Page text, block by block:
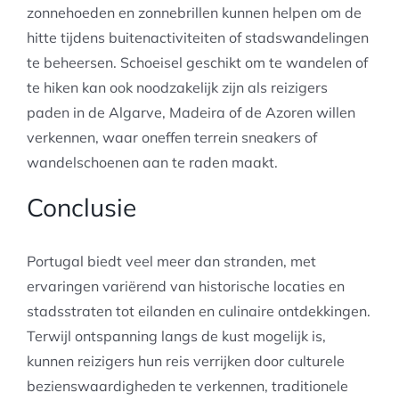
zonnehoeden en zonnebrillen kunnen helpen om de
hitte tijdens buitenactiviteiten of stadswandelingen
te beheersen. Schoeisel geschikt om te wandelen of
te hiken kan ook noodzakelijk zijn als reizigers
paden in de Algarve, Madeira of de Azoren willen
verkennen, waar oneffen terrein sneakers of
wandelschoenen aan te raden maakt.
Conclusie
Portugal biedt veel meer dan stranden, met
ervaringen variërend van historische locaties en
stadsstraten tot eilanden en culinaire ontdekkingen.
Terwijl ontspanning langs de kust mogelijk is,
kunnen reizigers hun reis verrijken door culturele
bezienswaardigheden te verkennen, traditionele